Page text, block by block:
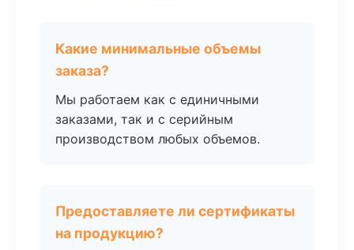
Какие минимальные объемы
заказа?
Мы работаем как с единичными
заказами, так и с серийным
производством любых объемов.
Предоставляете ли сертификаты
на продукцию?